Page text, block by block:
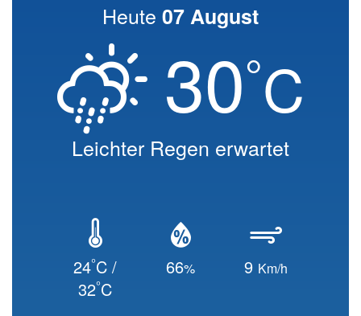
Heute 07 August
30°C
Leichter Regen erwartet
24°C /
32°C
66% 9 Km/h